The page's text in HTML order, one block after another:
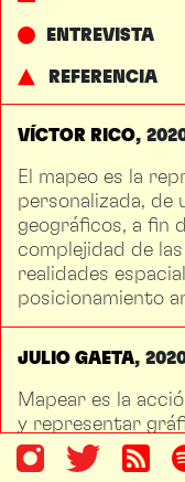
ENTREVISTA
REFERENCIA
VÍCTOR RICO
El mapeo es la
personalizada, de
geográficos, a fin
complejidad de
realidades
posicionamiento
JULIO GAETA
Mapear es la
y representar
según
determinados. Se